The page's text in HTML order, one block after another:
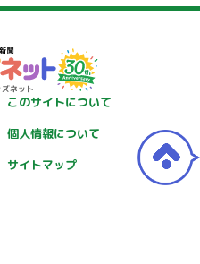
このサイトについて
個人情報について
サイトマップ